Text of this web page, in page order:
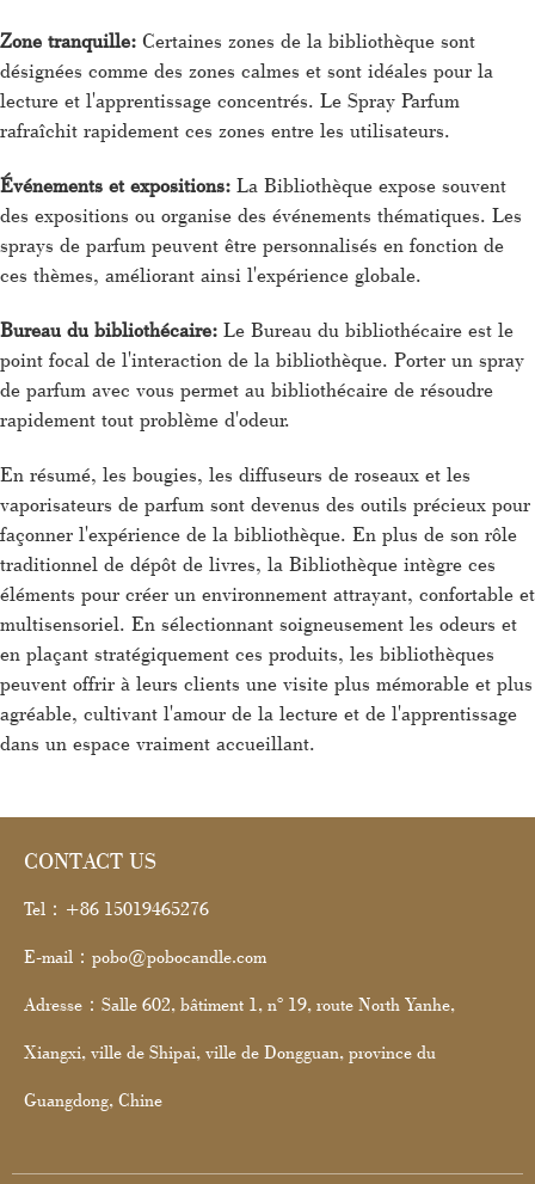
Zone tranquille: Certaines zones de la bibliothèque sont
désignées comme des zones calmes et sont idéales pour la
lecture et l'apprentissage concentrés. Le Spray Parfum
rafraîchit rapidement ces zones entre les utilisateurs.
Événements et expositions: La Bibliothèque expose souvent
des expositions ou organise des événements thématiques. Les
sprays de parfum peuvent être personnalisés en fonction de
ces thèmes, améliorant ainsi l'expérience globale.
Bureau du bibliothécaire: Le Bureau du bibliothécaire est le
point focal de l'interaction de la bibliothèque. Porter un spray
de parfum avec vous permet au bibliothécaire de résoudre
rapidement tout problème d'odeur.
En résumé, les bougies, les diffuseurs de roseaux et les
vaporisateurs de parfum sont devenus des outils précieux pour
façonner l'expérience de la bibliothèque. En plus de son rôle
traditionnel de dépôt de livres, la Bibliothèque intègre ces
éléments pour créer un environnement attrayant, confortable et
multisensoriel. En sélectionnant soigneusement les odeurs et
en plaçant stratégiquement ces produits, les bibliothèques
peuvent offrir à leurs clients une visite plus mémorable et plus
agréable, cultivant l'amour de la lecture et de l'apprentissage
dans un espace vraiment accueillant.
CONTACT US
Tel：+86 15019465276
E-mail：pobo@pobocandle.com
Adresse：Salle 602, bâtiment 1, n° 19, route North Yanhe,
Xiangxi, ville de Shipai, ville de Dongguan, province du
Guangdong, Chine